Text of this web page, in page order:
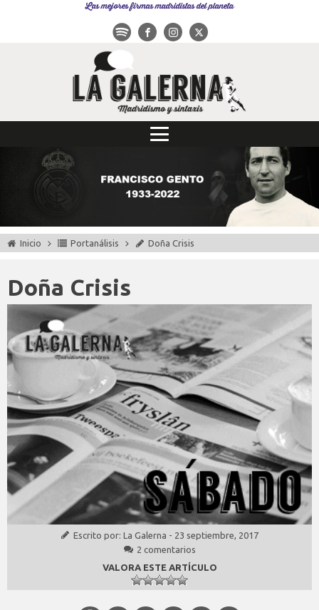
Las mejores firmas madridistas del planeta
Inicio Portanálisis Doña Crisis
Doña Crisis
Escrito por: La Galerna - 23 septiembre, 2017
2 comentarios
VALORA ESTE ARTÍCULO